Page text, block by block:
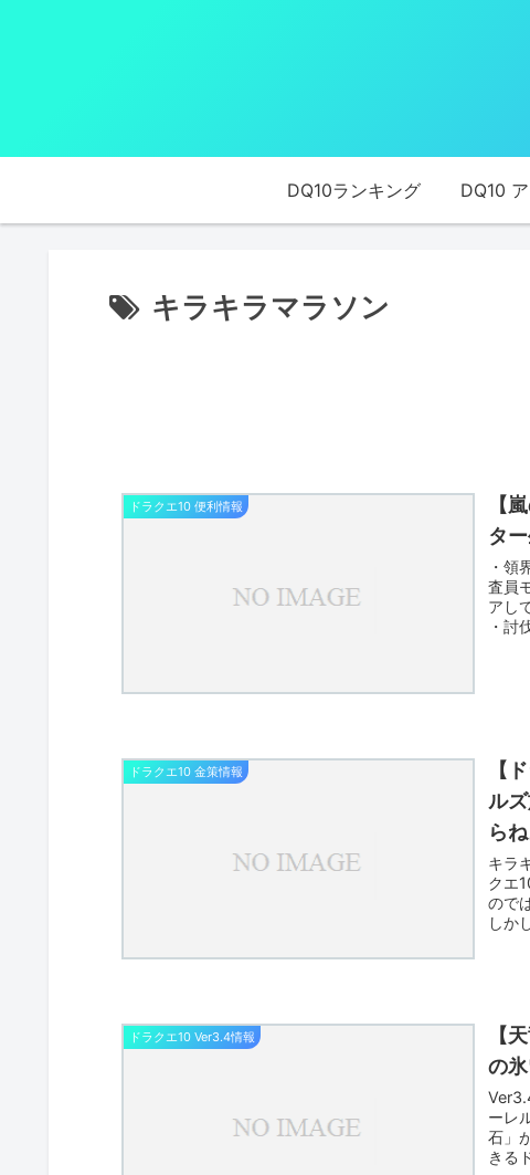
DQ10ランキング DQ10
キラキラマラソン
ドラクエ10 便利情報
【
タ
・領
査員
アし
・討
ドラクエ10 金策情報
【
ル
らね
キラ
クエ
ので
しか
ドラクエ10 Ver3.4情報
【
の氷
ーレ
石」
きる